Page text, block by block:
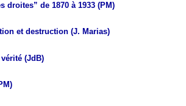
droites” de 1870 à 1933 (PM)
et destruction (J. Marias)
(JdB)